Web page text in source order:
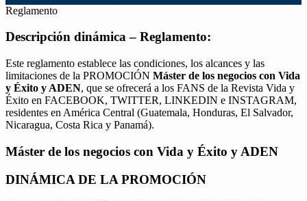
Reglamento
Descripción dinámica – Reglamento:
Este reglamento establece las condiciones, los alcances y las
limitaciones de la PROMOCIÓN Máster de los negocios con Vida
y Éxito y ADEN, que se ofrecerá a los FANS de la Revista Vida y
Éxito en FACEBOOK, TWITTER, LINKEDIN e INSTAGRAM,
residentes en América Central (Guatemala, Honduras, El Salvador,
Nicaragua, Costa Rica y Panamá).
Máster de los negocios con Vida y Éxito y ADEN
DINÁMICA DE LA PROMOCIÓN